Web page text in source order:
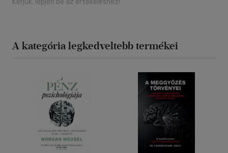
Kérjük, lépjen be az értékeléshez!
A kategória legkedveltebb termékei